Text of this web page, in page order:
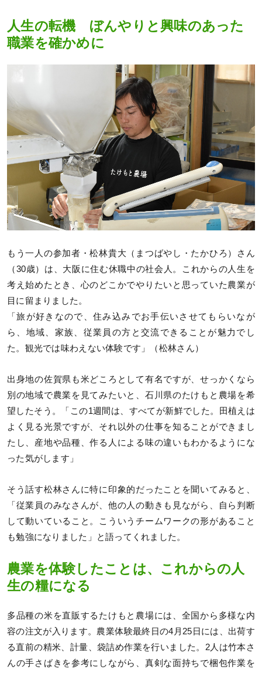
人生の転機 ぼんやりと興味のあった
職業を確かめに
もう一人の参加者・松林貴大（まつばやし・たかひろ）さん
（30歳）は、大阪に住む休職中の社会人。これからの人生を
考え始めたとき、心のどこかでやりたいと思っていた農業が
目に留まりました。
「旅が好きなので、住み込みでお手伝いさせてもらいなが
ら、地域、家族、従業員の方と交流できることが魅力でし
た。観光では味わえない体験です」（松林さん）
出身地の佐賀県も米どころとして有名ですが、せっかくなら
別の地域で農業を見てみたいと、石川県のたけもと農場を希
望したそう。「この1週間は、すべてが新鮮でした。田植えは
よく見る光景ですが、それ以外の仕事を知ることができまし
たし、産地や品種、作る人による味の違いもわかるようにな
った気がします」
そう話す松林さんに特に印象的だったことを聞いてみると、
「従業員のみなさんが、他の人の動きも見ながら、自ら判断
して動いていること。こういうチームワークの形があること
も勉強になりました」と語ってくれました。
農業を体験したことは、これからの人
生の糧になる
多品種の米を直販するたけもと農場には、全国から多様な内
容の注文が入ります。農業体験最終日の4月25日には、出荷す
る直前の精米、計量、袋詰め作業を行いました。2人は竹本さ
んの手さばきを参考にしながら、真剣な面持ちで梱包作業を